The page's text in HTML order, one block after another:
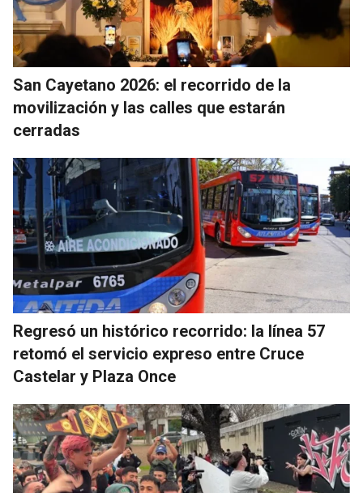
San Cayetano 2026: el recorrido de la
movilización y las calles que estarán
cerradas
Regresó un histórico recorrido: la línea 57
retomó el servicio expreso entre Cruce
Castelar y Plaza Once